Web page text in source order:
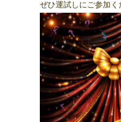
ぜひ運試しにご参加く